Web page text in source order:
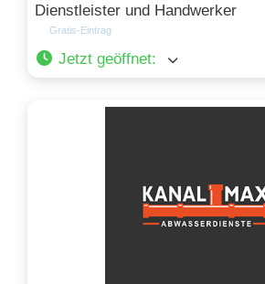
Dienstleister und Handwerker
Gratis-Eintrag
Jetzt geöffnet: